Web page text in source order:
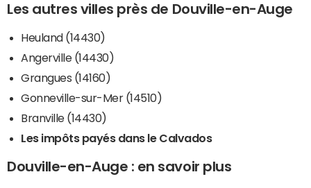
Les autres villes près de Douville-en-Auge
Heuland (14430)
Angerville (14430)
Grangues (14160)
Gonneville-sur-Mer (14510)
Branville (14430)
Les impôts payés dans le Calvados
Douville-en-Auge : en savoir plus